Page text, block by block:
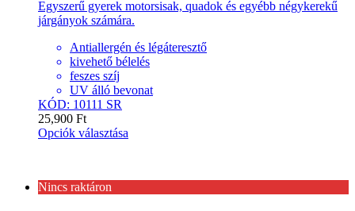
Egyszerű gyerek motorsisak, quadok és egyébb négykerekű
járgányok számára.
Antiallergén és légáteresztő
kivehető bélelés
feszes szíj
UV álló bevonat
KÓD: 10111 SR
25,900 Ft
Opciók választása
Nincs raktáron